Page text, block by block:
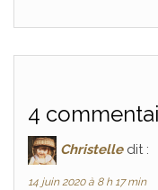
4
Christelle dit :
14 juin 2020 à 8 h 17 min